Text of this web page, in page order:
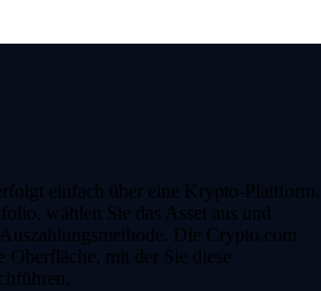
einfach über eine Krypto-Plattform.
wählen Sie das Asset aus und
Die Crypto.com
Oberfläche, mit der Sie diese